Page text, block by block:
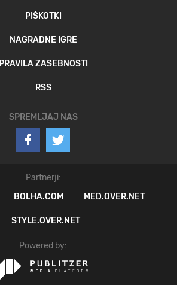
PIŠKOTKI
NAGRADNE IGRE
PRAVILA ZASEBNOSTI
RSS
SPREMLJAJ NAS
Partnerji:
BOLHA.COM MED.OVER.NET
STYLE.OVER.NET
Powered by: